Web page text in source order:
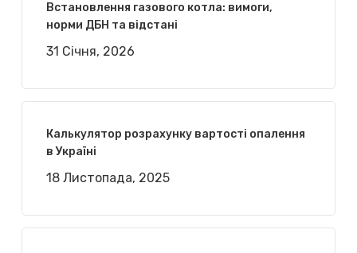
Встановлення газового котла: вимоги,
норми ДБН та відстані
31 Січня, 2026
Калькулятор розрахунку вартості опалення
в Україні
18 Листопада, 2025